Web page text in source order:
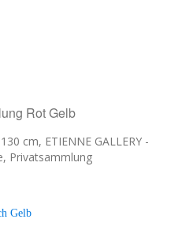
Rot Gelb
cm, ETIENNE GALLERY -
Privatsammlung